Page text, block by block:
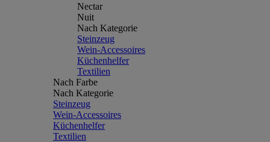
Nectar
Nuit
Nach Kategorie
Steinzeug
Wein-Accessoires
Küchenhelfer
Textilien
Nach Farbe
Nach Kategorie
Steinzeug
Wein-Accessoires
Küchenhelfer
Textilien